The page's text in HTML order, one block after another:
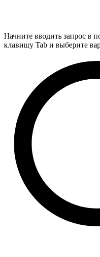
Начните вводить запрос в
клавишу Tab и выберите